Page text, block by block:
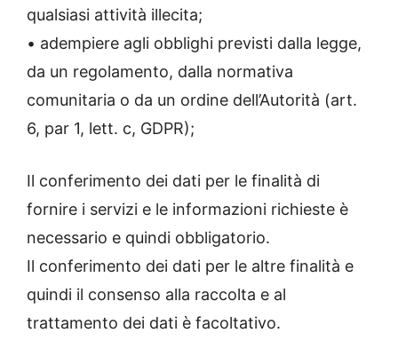
qualsiasi attività illecita;
• adempiere agli obblighi previsti dalla legge,
da un regolamento, dalla normativa
comunitaria o da un ordine dell’Autorità (art.
6, par 1, lett. c, GDPR);
Il conferimento dei dati per le finalità di
fornire i servizi e le informazioni richieste è
necessario e quindi obbligatorio.
Il conferimento dei dati per le altre finalità e
quindi il consenso alla raccolta e al
trattamento dei dati è facoltativo.